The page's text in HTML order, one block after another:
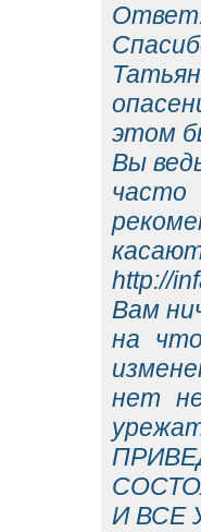
этом
Вы
http://
Вам
на
нет
И ВСЕ